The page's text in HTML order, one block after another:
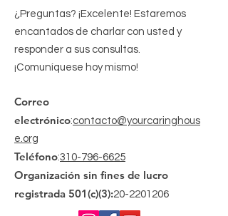
¿Preguntas? ¡Excelente! Estaremos
encantados de charlar con usted y
responder a sus consultas.
¡Comuníquese hoy mismo!
Correo
electrónico:contacto@yourcaringhous
e.org
Teléfono:310-796-6625
Organización sin fines de lucro
registrada 501(c)(3):20-2201206